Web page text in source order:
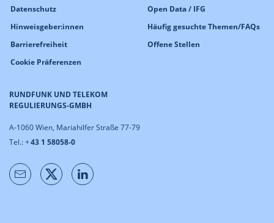
RUNDFUNK UND TELEKOM
REGULIERUNGS-GMBH
A-1060 Wien, Mariahilfer Straße 77-79
Tel.: +43 1 58058-0
Datenschutz
Hinweisgeber:innen
Barrierefreiheit
Cookie Präferenzen
Open Data / IFG
Häufig gesuchte Themen/FAQs
Offene Stellen